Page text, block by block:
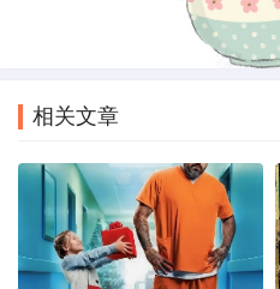
2024年 贱女孩Mean Girls 高清电影分享
相关文章